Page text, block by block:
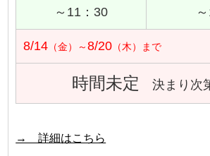
～11：30
8/14 （金）～8/20 （木）まで
時間未定 決まり次
→ 詳細はこちら